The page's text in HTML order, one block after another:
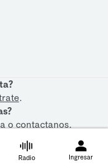
.
ocontactanos.
Radio Ingresar